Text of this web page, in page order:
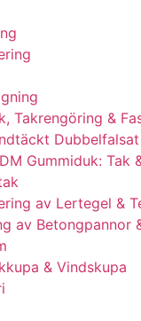
Takrengöring &
Gummiduk: Tak
av Lertegel &
av Betongpannor
& Vindskupa